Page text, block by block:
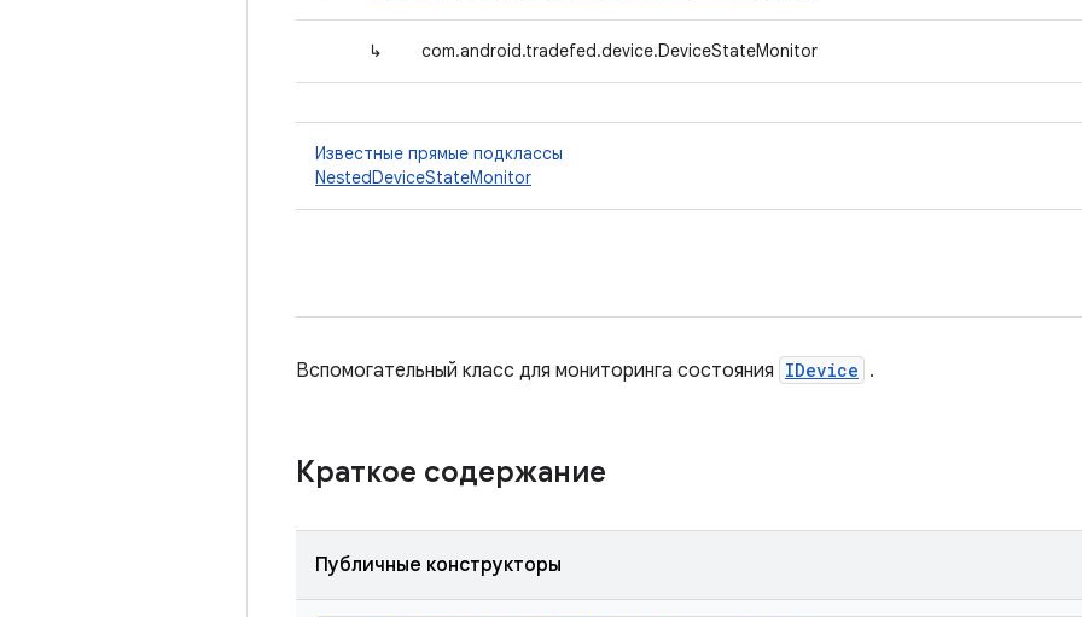
↳ com.android.tradefed.device.DeviceStateMonitor
Известные прямые подклассы
NestedDeviceStateMonitor
Вспомогательный класс для мониторинга состояния IDevice .
Краткое содержание
Публичные конструкторы